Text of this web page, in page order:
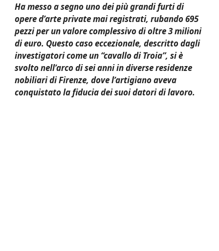
Ha messo a segno uno dei più grandi furti di
opere d’arte private mai registrati, rubando 695
pezzi per un valore complessivo di oltre 3 milioni
di euro. Questo caso eccezionale, descritto dagli
investigatori come un “cavallo di Troia”, si è
svolto nell’arco di sei anni in diverse residenze
nobiliari di Firenze, dove l’artigiano aveva
conquistato la fiducia dei suoi datori di lavoro.